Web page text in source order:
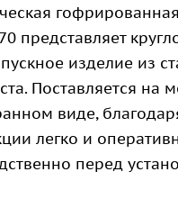
представляет
изделие из
Поставляется на
виде,
легко и
перед